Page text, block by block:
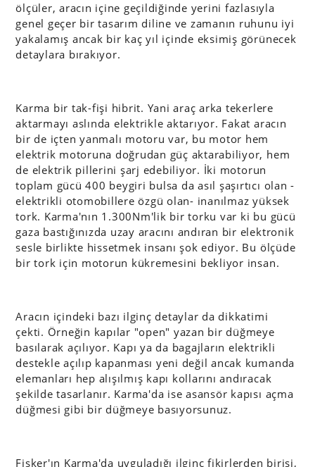
ölçüler, aracın içine geçildiğinde yerini fazlasıyla
genel geçer bir tasarım diline ve zamanın ruhunu iyi
yakalamış ancak bir kaç yıl içinde eksimiş görünecek
detaylara bırakıyor.
Karma bir tak-fişi hibrit. Yani araç arka tekerlere
aktarmayı aslında elektrikle aktarıyor. Fakat aracın
bir de içten yanmalı motoru var, bu motor hem
elektrik motoruna doğrudan güç aktarabiliyor, hem
de elektrik pillerini şarj edebiliyor. İki motorun
toplam gücü 400 beygiri bulsa da asıl şaşırtıcı olan -
elektrikli otomobillere özgü olan- inanılmaz yüksek
tork. Karma'nın 1.300Nm'lik bir torku var ki bu gücü
gaza bastığınızda uzay aracını andıran bir elektronik
sesle birlikte hissetmek insanı şok ediyor. Bu ölçüde
bir tork için motorun kükremesini bekliyor insan.
Aracın içindeki bazı ilginç detaylar da dikkatimi
çekti. Örneğin kapılar "open" yazan bir düğmeye
basılarak açılıyor. Kapı ya da bagajların elektrikli
destekle açılıp kapanması yeni değil ancak kumanda
elemanları hep alışılmış kapı kollarını andıracak
şekilde tasarlanır. Karma'da ise asansör kapısı açma
düğmesi gibi bir düğmeye basıyorsunuz.
Fisker'ın Karma'da uyguladığı ilginç fikirlerden birisi,